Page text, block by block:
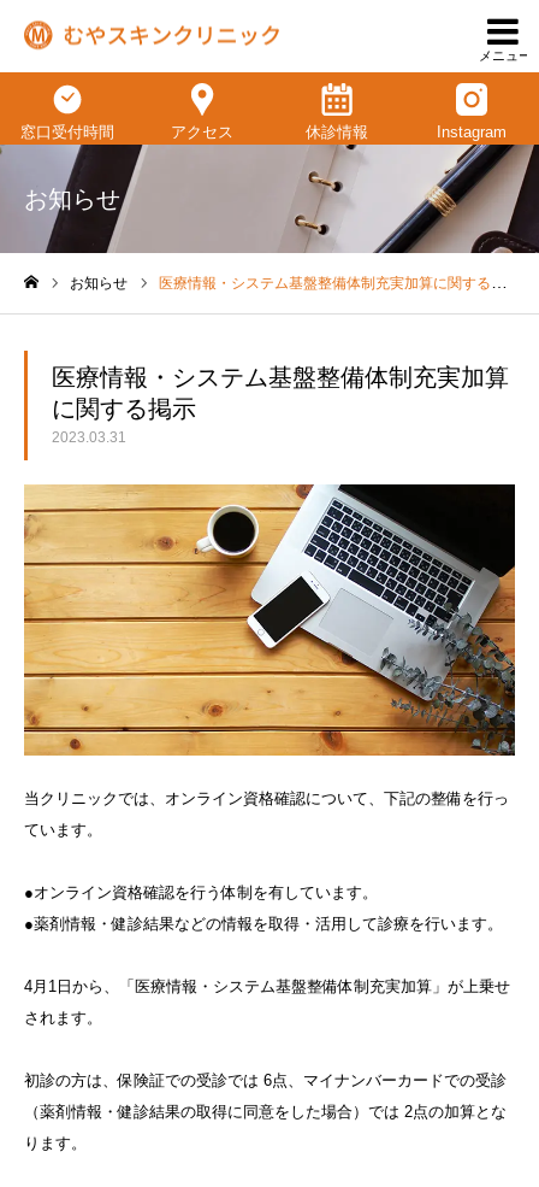
メニュー
窓口受付時間 アクセス 休診情報 Instagram
お知らせ
お知らせ 医療情報・システム基盤整備体制充実加算に関する掲示
医療情報・システム基盤整備体制充実加算
に関する掲示
2023.03.31
当クリニックでは、オンライン資格確認について、下記の整備を行っ
ています。
●オンライン資格確認を行う体制を有しています。
●薬剤情報・健診結果などの情報を取得・活用して診療を行います。
4月1日から、「医療情報・システム基盤整備体制充実加算」が上乗せ
されます。
初診の方は、保険証での受診では 6点、マイナンバーカードでの受診
（薬剤情報・健診結果の取得に同意をした場合）では 2点の加算とな
ります。